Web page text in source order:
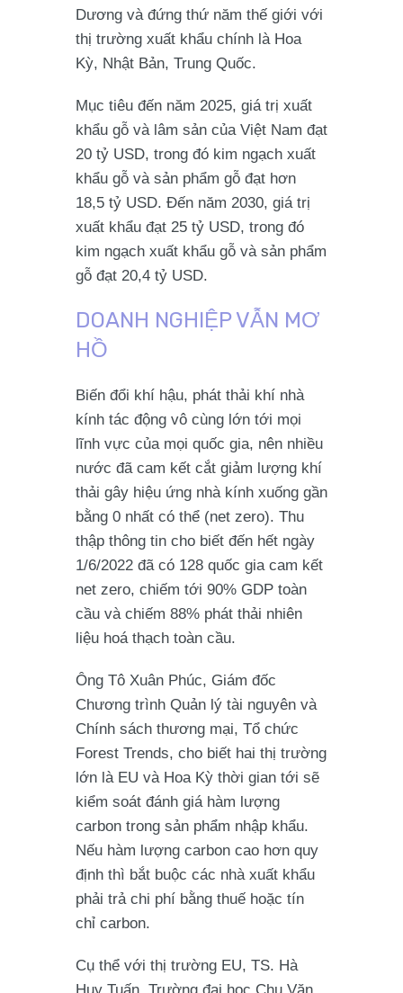
Dương và đứng thứ năm thế giới với
thị trường xuất khẩu chính là Hoa
Kỳ, Nhật Bản, Trung Quốc.
Mục tiêu đến năm 2025, giá trị xuất
khẩu gỗ và lâm sản của Việt Nam đạt
20 tỷ USD, trong đó kim ngạch xuất
khẩu gỗ và sản phẩm gỗ đạt hơn
18,5 tỷ USD. Đến năm 2030, giá trị
xuất khẩu đạt 25 tỷ USD, trong đó
kim ngạch xuất khẩu gỗ và sản phẩm
gỗ đạt 20,4 tỷ USD.
DOANH NGHIỆP VẪN MƠ
HỒ
Biến đổi khí hậu, phát thải khí nhà
kính tác động vô cùng lớn tới mọi
lĩnh vực của mọi quốc gia, nên nhiều
nước đã cam kết cắt giảm lượng khí
thải gây hiệu ứng nhà kính xuống gần
bằng 0 nhất có thể (net zero). Thu
thập thông tin cho biết đến hết ngày
1/6/2022 đã có 128 quốc gia cam kết
net zero, chiếm tới 90% GDP toàn
cầu và chiếm 88% phát thải nhiên
liệu hoá thạch toàn cầu.
Ông Tô Xuân Phúc, Giám đốc
Chương trình Quản lý tài nguyên và
Chính sách thương mại, Tổ chức
Forest Trends, cho biết hai thị trường
lớn là EU và Hoa Kỳ thời gian tới sẽ
kiểm soát đánh giá hàm lượng
carbon trong sản phẩm nhập khẩu.
Nếu hàm lượng carbon cao hơn quy
định thì bắt buộc các nhà xuất khẩu
phải trả chi phí bằng thuế hoặc tín
chỉ carbon.
Cụ thể với thị trường EU, TS. Hà